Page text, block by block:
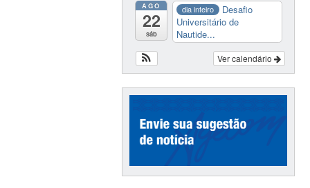
AGO
22
sáb
dia inteiro
Desafio
Universitário de
Nautide...
Ver calendário